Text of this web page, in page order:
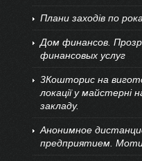
Плани заходів по
Дом финансов.
финансовых услуг
3Кошторис на
локації у майстерні
закладу.
Анонимное
предприятием.